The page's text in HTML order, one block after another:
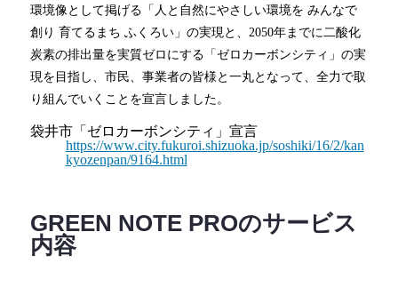
環境像として掲げる「人と自然にやさしい環境を みんなで
創り 育てるまち ふくろい」の実現と、2050年までに二酸化
炭素の排出量を実質ゼロにする「ゼロカーボンシティ」の実
現を目指し、市民、事業者の皆様と一丸となって、全力で取
り組んでいくことを宣言しました。
袋井市「ゼロカーボンシティ」宣言
https://www.city.fukuroi.shizuoka.jp/soshiki/16/2/kan
kyozenpan/9164.html
GREEN NOTE PROのサービス
内容